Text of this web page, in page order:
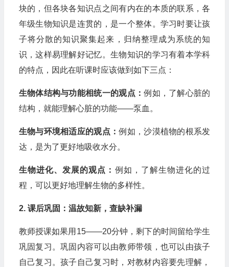
块的，但各块各知识点之间有内在的本质的联系，各
年级生物知识是连贯的，是一个整体。学习时要让孩
子将分散的知识聚集起来，归纳整理成为系统的知
识，这样易理解好记忆。生物知识的学习有着本学科
的特点，因此在听课时应该做到如下三点：
生物体结构与功能相统一的观点：例如，了解心脏的
结构，就能理解心脏的功能——泵血。
生物与环境相适应的观点：例如，沙漠植物的根系发
达，是为了更好地吸收水分。
生物进化、发展的观点： 例如，了解生物进化的过
程，可以更好地理解生物的多样性。
2. 课后巩固：温故知新，查缺补漏
教师授课如果用15——20分钟，剩下的时间留给学生
巩固复习。巩固内容可以由教师带领，也可以由孩子
自己复习。孩子自己复习时，对教材内容要先理解，